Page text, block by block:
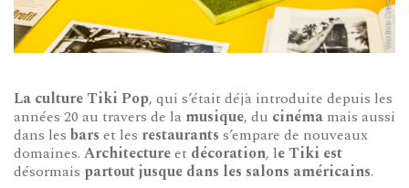
La culture Tiki Pop, qui s’était déjà introduite depuis les
années 20 au travers de la musique, du cinéma mais aussi
dans les bars et les restaurants s’empare de nouveaux
domaines. Architectureet décoration, le Tiki est
désormais partout jusque dans les salons américains.